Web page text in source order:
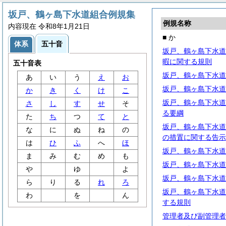
例規名称
■ か
坂戸、鶴ヶ島下水
暇に関する規則
坂戸、鶴ヶ島下水
坂戸、鶴ヶ島下水
坂戸、鶴ヶ島下水
る要綱
坂戸、鶴ヶ島下水
の措置に関する告示
坂戸、鶴ヶ島下水
坂戸、鶴ヶ島下水
坂戸、鶴ヶ島下水
坂戸、鶴ヶ島下水
する規則
管理者及び副管理
坂戸、鶴ヶ島下水道組合例規集
内容現在 令和8年1月21日
体系 五十音
五十音表
あ
い う え
お
か
き く け
こ
さ
し す せ
そ
た
ち つ て
と
な
に ぬ ね
の
は
ひ ふ へ
ほ
ま
み む め
も
や
ゆ
よ
ら
り る れ
ろ
わ
を ん